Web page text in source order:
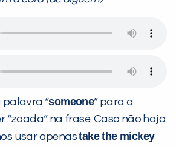
palavra “someone” para a
“zoada” na frase. Caso não haja
usar apenastake the mickey